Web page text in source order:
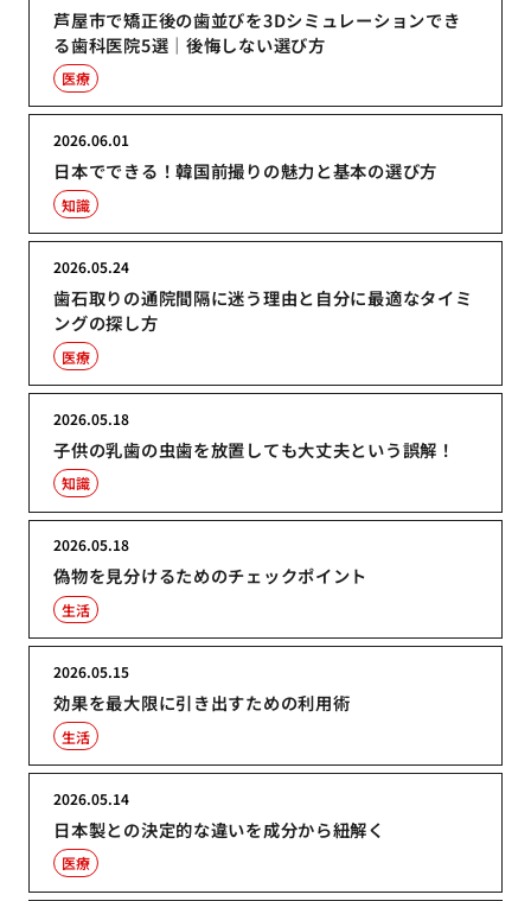
芦屋市で矯正後の歯並びを3Dシミュレーションでき
る歯科医院5選｜後悔しない選び方
医療
日本でできる！韓国前撮りの魅力と基本の選び方
2026.06.01
知識
歯石取りの通院間隔に迷う理由と自分に最適なタイミ
ングの探し方
2026.05.24
医療
子供の乳歯の虫歯を放置しても大丈夫という誤解！
2026.05.18
知識
偽物を見分けるためのチェックポイント
2026.05.18
生活
効果を最大限に引き出すための利用術
2026.05.15
生活
日本製との決定的な違いを成分から紐解く
2026.05.14
医療